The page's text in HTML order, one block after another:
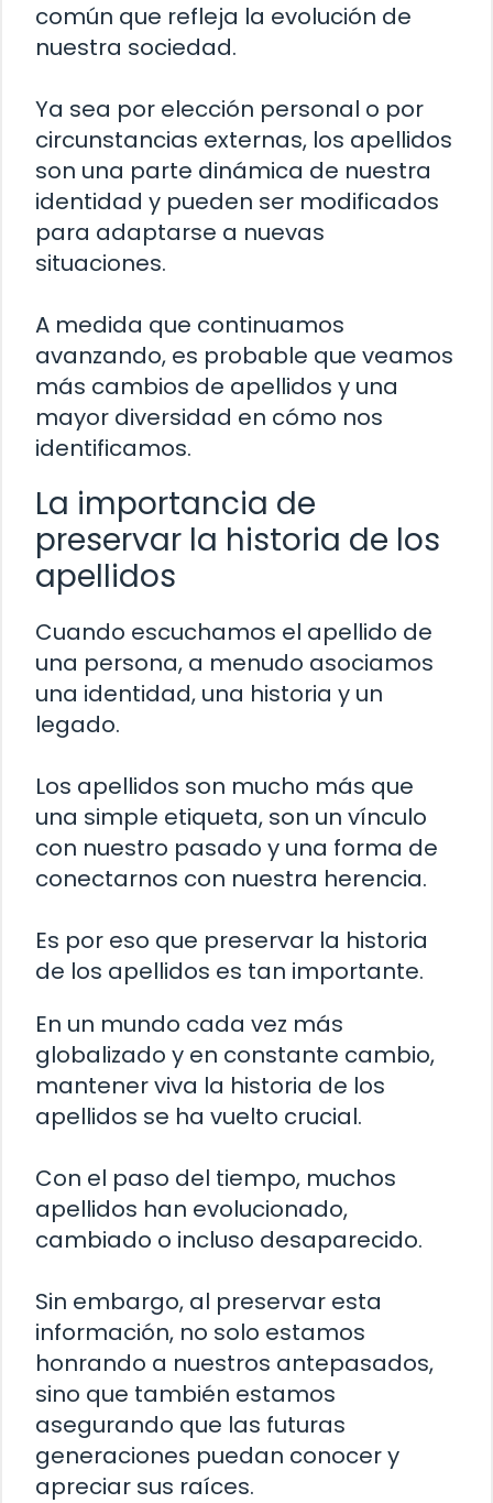
común que refleja la evolución de
nuestra sociedad.
Ya sea por elección personal o por
circunstancias externas, los apellidos
son una parte dinámica de nuestra
identidad y pueden ser modificados
para adaptarse a nuevas
situaciones.
A medida que continuamos
avanzando, es probable que veamos
más cambios de apellidos y una
mayor diversidad en cómo nos
identificamos.
La importancia de
preservar la historia de los
apellidos
Cuando escuchamos el apellido de
una persona, a menudo asociamos
una identidad, una historia y un
legado.
Los apellidos son mucho más que
una simple etiqueta, son un vínculo
con nuestro pasado y una forma de
conectarnos con nuestra herencia.
Es por eso que preservar la historia
de los apellidos es tan importante.
En un mundo cada vez más
globalizado y en constante cambio,
mantener viva la historia de los
apellidos se ha vuelto crucial.
Con el paso del tiempo, muchos
apellidos han evolucionado,
cambiado o incluso desaparecido.
Sin embargo, al preservar esta
información, no solo estamos
honrando a nuestros antepasados,
sino que también estamos
asegurando que las futuras
generaciones puedan conocer y
apreciar sus raíces.